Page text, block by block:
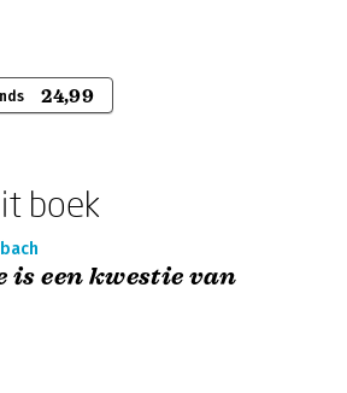
24,99
boek
is een kwestie van